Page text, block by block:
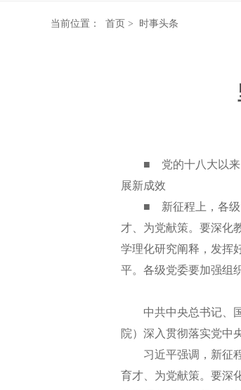
当前位置： 首页 > 时事头条
■ 党的十八大以来，
展新成效
■ 新征程上，各级党
才、为党献策。要深化
学理化研究阐释，发挥
平。各级党委要加强组
中共中央总书记、国
院）深入贯彻落实党中
习近平强调，新征程
育才、为党献策。要深